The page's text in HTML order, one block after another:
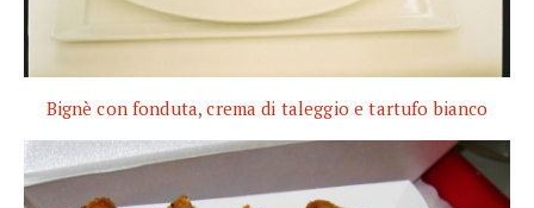
Bignè con fonduta, crema di taleggio e tartufo bianco